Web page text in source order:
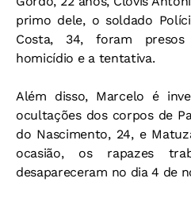
primo dele, o soldado
Costa, 34, foram
homicídio e a tentativa.
Além disso, Marcelo é
ocultações dos corpos de
do Nascimento, 24, e
ocasião, os rapazes
desapareceram no dia 4 de